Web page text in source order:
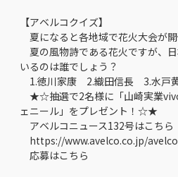
【アベルコクイズ】
夏になると各地域で花火大会が
夏の風物詩である花火ですが、
いるのは誰でしょう？
1.徳川家康 2.織田信長 3.水戸
★☆抽選で2名様に「山崎実業
ェニール」をプレゼント！☆★
アベルコニュース132号はこちら
https://www.avelco.co.jp/
応募はこちら